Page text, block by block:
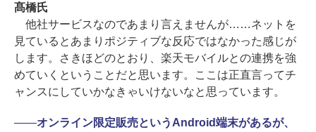
髙橋氏
他社サービスなのであまり言えませんが……ネットを
見ているとあまりポジティブな反応ではなかった感じが
します。さきほどのとおり、楽天モバイルとの連携を強
めていくということだと思います。ここは正直言ってチ
ャンスにしていかなきゃいけないなと思っています。
――オンライン限定販売というAndroid端末があるが、